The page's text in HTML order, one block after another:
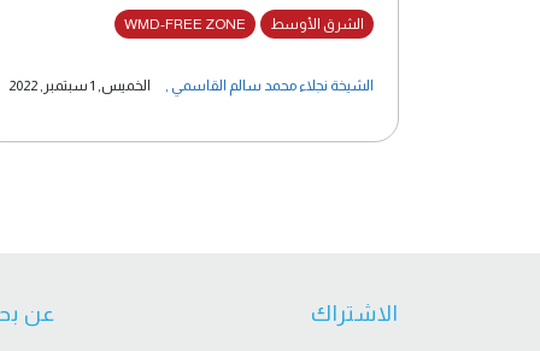
الشيخة نجلاء محمد سالم القاسمي , الخميس, 1 سبتمبر, 2022
الشرق الأوسط WMD-FREE ZONE
الاشتراك عن